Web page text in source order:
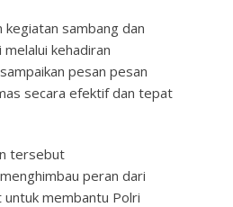
kegiatan sambang dan
kehadiran
pesan pesan
secara efektif dan tepat
tersebut
peran dari
membantu Polri